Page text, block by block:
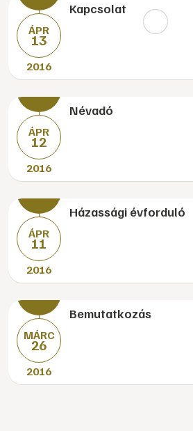
ÁPR
13
2016
Kapcsolat
ÁPR
12
2016
Névadó
ÁPR
11
2016
Házassági évforduló
MÁRC
26
2016
Bemutatkozás